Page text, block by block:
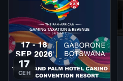
than 20 countries, the event
serves as the main meeting
p
17
СЕН